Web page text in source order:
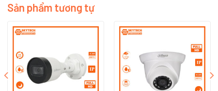
Dahua Technology là nhà sản xuất thiết bị giám sát
video đa quốc gia của Trung Quốc có trụ sở đặt tại
Hàng Châu, tỉnh Chiết Giang. Dahua được thành lập vào
năm 2001 hiện tại đang là nhà sản xuất thiết bị giám
sát video lớn thứ hai thế giới tính theo doanh thu.
Dahua Technology có sự hiện diện mạnh mẽ trên toàn
cầu, với văn phòng tại hơn 180 quốc gia và khu vực.
Sản phẩm tương tự